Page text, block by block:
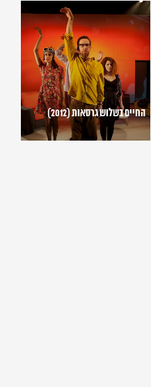
החיים
בשלוש
גרסאות
(2012)
החיים בשלוש גרסאות (2012)